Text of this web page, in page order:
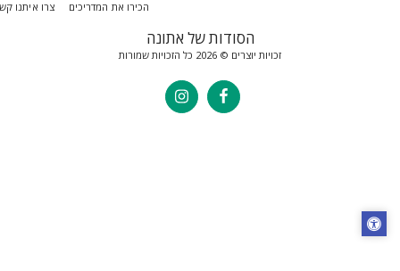
הסודות של אתונה
זכויות יוצרים © 2026 כל הזכויות שמורות
הכירו את המדריכים
צרו איתנו קשר